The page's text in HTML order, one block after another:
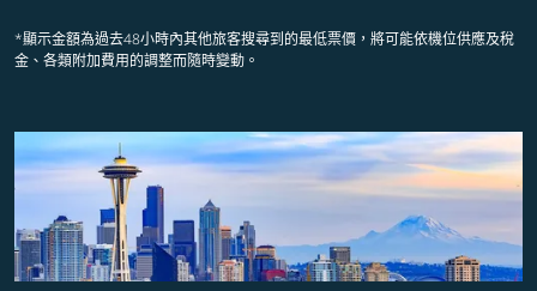
*顯示金額為過去48小時內其他旅客搜尋到的最低票價，將可能依機位供應及稅
金、各類附加費用的調整而隨時變動。